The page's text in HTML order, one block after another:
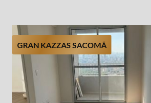
GRAN KAZZAS SACOMÃ